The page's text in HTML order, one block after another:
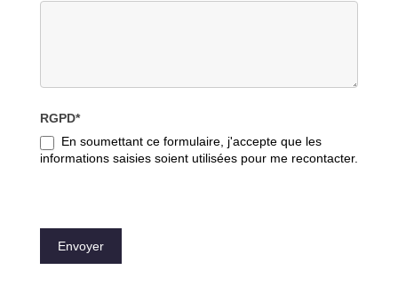
RGPD*
En soumettant ce formulaire, j'accepte que les
informations saisies soient utilisées pour me recontacter.
Envoyer